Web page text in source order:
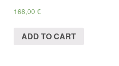
168,00€
ADD TO CART